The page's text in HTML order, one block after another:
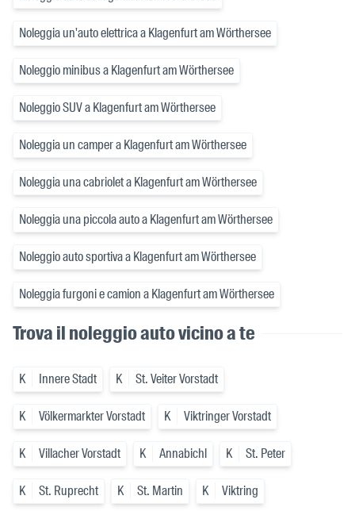
Noleggia un'auto elettrica a Klagenfurt am Wörthersee
Noleggio minibus a Klagenfurt am Wörthersee
Noleggio SUV a Klagenfurt am Wörthersee
Noleggia un camper a Klagenfurt am Wörthersee
Noleggia una cabriolet a Klagenfurt am Wörthersee
Noleggia una piccola auto a Klagenfurt am Wörthersee
Noleggio auto sportiva a Klagenfurt am Wörthersee
Noleggia furgoni e camion a Klagenfurt am Wörthersee
Trova il noleggio auto vicino a te
K Innere Stadt K St. Veiter Vorstadt
K Völkermarkter Vorstadt K Viktringer Vorstadt
K Villacher Vorstadt K Annabichl K St. Peter
K St. Ruprecht K St. Martin K Viktring